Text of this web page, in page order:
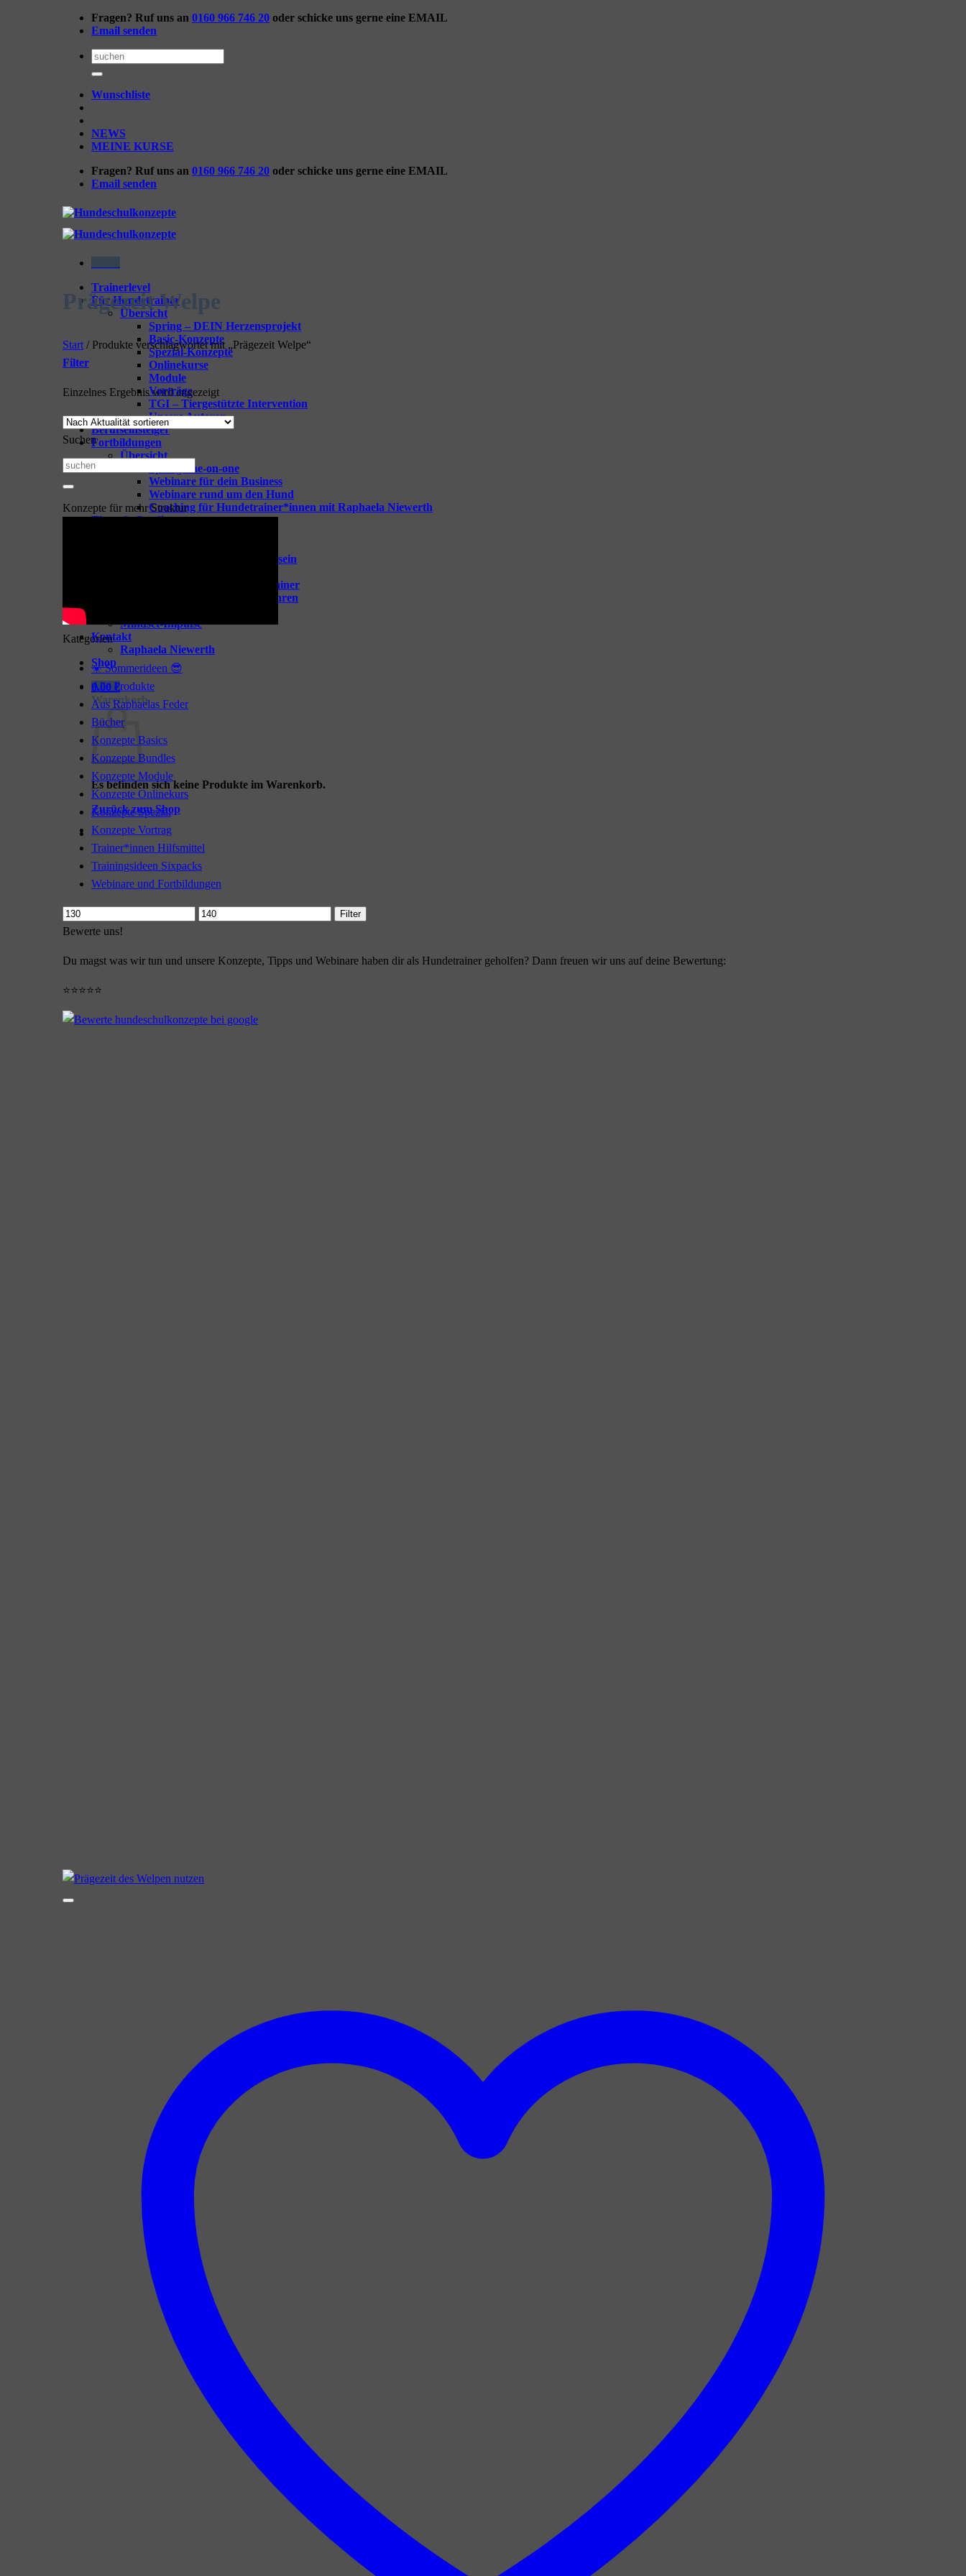
Fragen? Ruf uns an 0160 966 746 20 oder schicke uns gerne eine EMAIL
Email senden
Suchen
nach:
Wunschliste
NEWS
MEINE KURSE
Fragen? Ruf uns an 0160 966 746 20 oder schicke uns gerne eine EMAIL
Email senden
Trainerlevel
Für Hundetrainer
Übersicht
Spring – DEIN Herzensprojekt
Basic-Konzepte
Spezial-Konzepte
Onlinekurse
Module
Vorträge
TGI – Tiergestützte Intervention
Unsere Autoren
Berufseinsteiger
Fortbildungen
Übersicht
Spring-one-on-one
Webinare für dein Business
Webinare rund um den Hund
Coaching für Hundetrainer*innen mit Raphaela Niewerth
Tipps & Goodies
Vorbereitung aufs Hundetrainersein
Erfolgreich Starten als Hundetrainer
Hundeschule mit Leichtigkeit führen
Mindset-Impulse
Kontakt
Raphaela Niewerth
Shop
0,00€
Warenkorb
Es befinden sich keine Produkte im Warenkorb.
Zurück zum Shop
Prägezeit Welpe
Start / Produkte verschlagwortet mit „Prägezeit Welpe“
Filter
Einzelnes Ergebnis wird angezeigt
Suchen
Suchen
nach:
Konzepte für mehr Struktur
Kategorien
☀️ Sommerideen 😎
Alle Produkte
Aus Raphaelas Feder
Bücher
Konzepte Basics
Konzepte Bundles
Konzepte Module
Konzepte Onlinekurs
Konzepte Spezial
Konzepte Vortrag
Trainer*innen Hilfsmittel
Trainingsideen Sixpacks
Webinare und Fortbildungen
Min.
Preis
Max.
Filter
Bewerte uns!
Du magst was wir tun und unsere Konzepte, Tipps und Webinare haben dir als Hundetrainer geholfen? Dann freuen wir uns auf deine Bewertung:
⭐⭐⭐⭐⭐